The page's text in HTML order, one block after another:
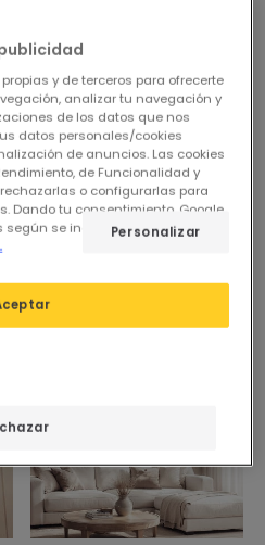
Antes 79,95 €
54,95 €
(5 )
PROMO
Ventilador de Techo con luz
Silencioso DC aspas de
madera Navy Evo
y de terceros para ofrecerte
analizar tu navegación y
de los datos que nos
datos personales/cookies
de anuncios. Las cookies
de Funcionalidad y
o configurarlas para
Dando tu consentimiento, Google
según se indica en su sitio de
Personalizar